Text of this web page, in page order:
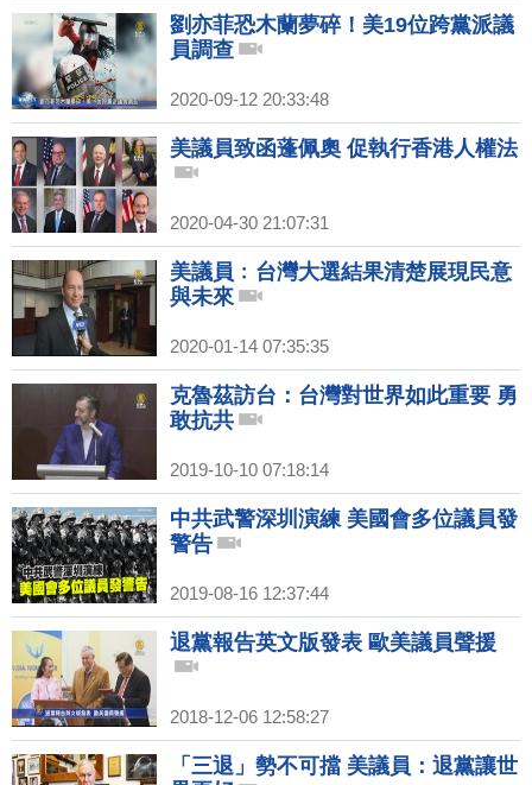
劉亦菲恐木蘭夢碎！美19位跨黨派議
員調查
2020-09-12 20:33:48
美議員致函蓬佩奧 促執行香港人權法
2020-04-30 21:07:31
美議員﹕台灣大選結果清楚展現民意
與未來
2020-01-14 07:35:35
克魯茲訪台：台灣對世界如此重要 勇
敢抗共
2019-10-10 07:18:14
中共武警深圳演練 美國會多位議員發
警告
2019-08-16 12:37:44
退黨報告英文版發表 歐美議員聲援
2018-12-06 12:58:27
「三退」勢不可擋 美議員：退黨讓世